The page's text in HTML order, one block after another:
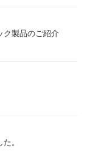
ク製品のご紹介
。